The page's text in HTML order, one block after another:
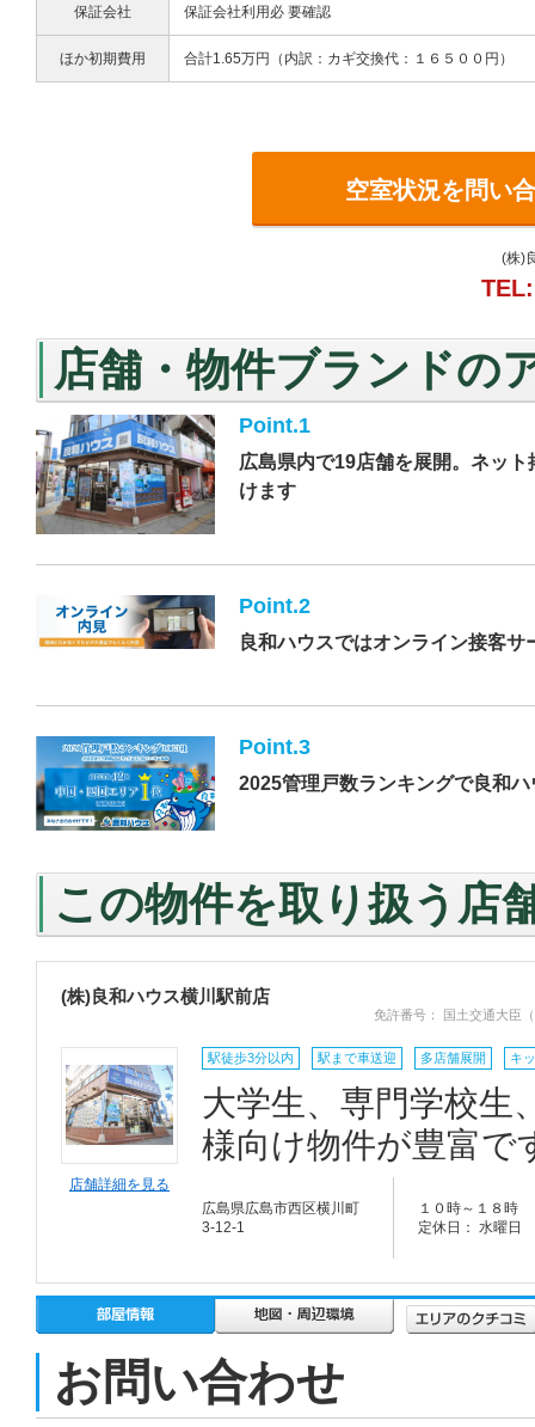
保証会社 保証会社利用必 要確認
ほか初期費用 合計1.65万円（内訳：カギ交換代：１６５００円）
空室状況を問い
(株)
店舗・物件ブランドの
Point.1
広島県内で19店舗を展開。ネッ
けます
Point.2
良和ハウスではオンライン接客
Point.3
2025管理戸数ランキングで良和
この物件を取り扱う店
(株)良和ハウス横川駅前店
免許番号： 国土交通大臣
店舗詳細を見る
駅徒歩3分以内 駅まで車送迎 多店舗展開 キ
大学生、専門学校
様向け物件が豊富で
広島県広島市西区横川町
3-12-1
１０時～１８時
定休日： 水曜日
お問い合わせ